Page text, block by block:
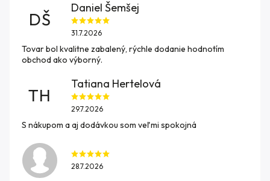
DŠ
Daniel Šemšej
31.7.2026
Tovar bol kvalitne zabalený, rýchle dodanie hodnotím
obchod ako výborný.
TH
Tatiana Hertelová
29.7.2026
S nákupom a aj dodávkou som veľmi spokojná
28.7.2026